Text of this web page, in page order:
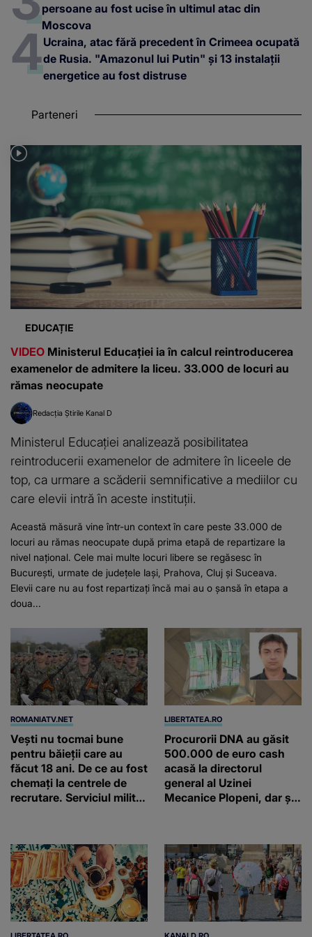
persoane au fost ucise în ultimul atac din
Moscova
Ucraina, atac fără precedent în Crimeea ocupată
de Rusia. "Amazonul lui Putin" și 13 instalații
energetice au fost distruse
Parteneri
EDUCAȚIE
VIDEO Ministerul Educației ia în calcul reintroducerea
examenelor de admitere la liceu. 33.000 de locuri au
rămas neocupate
Redacția Știrile Kanal D
Ministerul Educației analizează posibilitatea
reintroducerii examenelor de admitere în liceele de
top, ca urmare a scăderii semnificative a mediilor cu
care elevii intră în aceste instituții.
Această măsură vine într-un context în care peste 33.000 de
locuri au rămas neocupate după prima etapă de repartizare la
nivel național. Cele mai multe locuri libere se regăsesc în
București, urmate de județele Iași, Prahova, Cluj și Suceava.
Elevii care nu au fost repartizați încă mai au o șansă în etapa a
doua...
ROMANIATV.NET
Vești nu tocmai bune
pentru băieții care au
făcut 18 ani. De ce au fost
chemați la centrele de
recrutare. Serviciul militar
LIBERTATEA.RO
Procurorii DNA au găsit
500.000 de euro cash
acasă la directorul
general al Uzinei
Mecanice Plopeni, dar și